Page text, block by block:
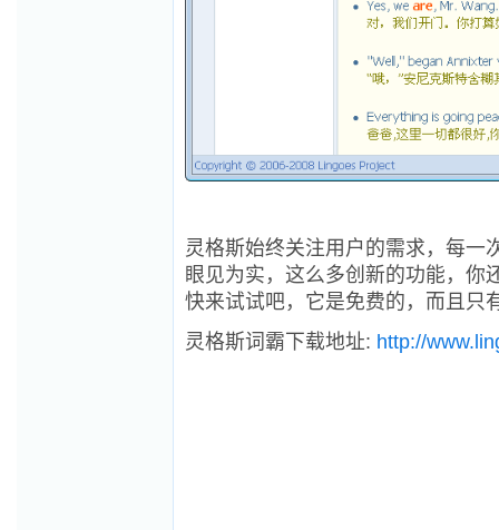
灵格斯始终关注用户的需求，每一
眼见为实，这么多创新的功能，你
快来试试吧，它是免费的，而且只
灵格斯词霸下载地址: http://